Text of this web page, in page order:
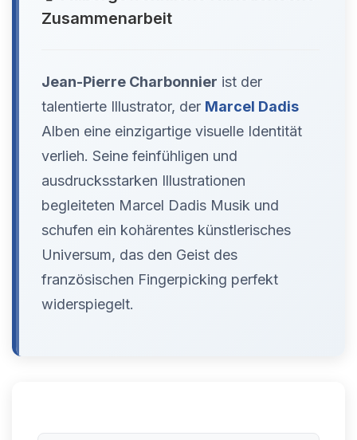
Zusammenarbeit
Jean-Pierre Charbonnier ist der
talentierte Illustrator, der Marcel Dadis
Alben eine einzigartige visuelle Identität
verlieh. Seine feinfühligen und
ausdrucksstarken Illustrationen
begleiteten Marcel Dadis Musik und
schufen ein kohärentes künstlerisches
Universum, das den Geist des
französischen Fingerpicking perfekt
widerspiegelt.